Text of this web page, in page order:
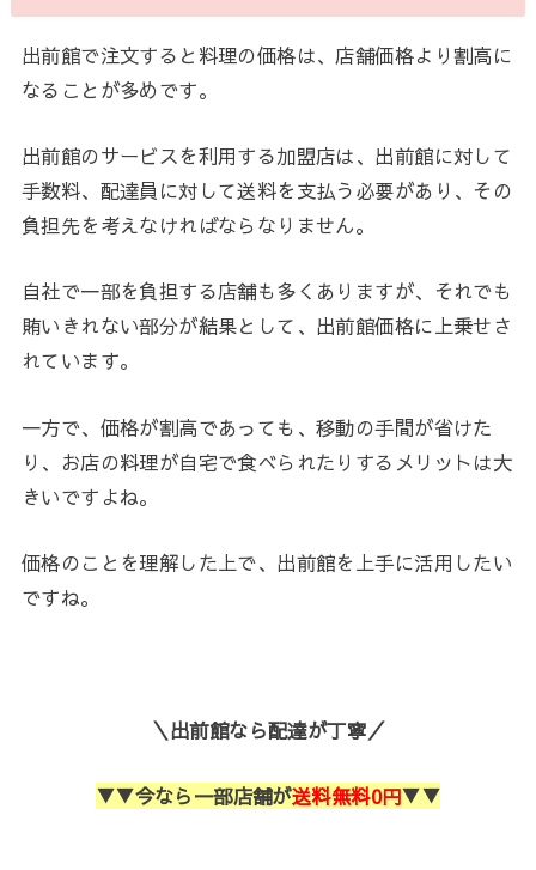
出前館で注文すると料理の価格は、店舗価格より割高に
なることが多めです。
出前館のサービスを利用する加盟店は、出前館に対して
手数料、配達員に対して送料を支払う必要があり、その
負担先を考えなければならなりません。
自社で一部を負担する店舗も多くありますが、それでも
賄いきれない部分が結果として、出前館価格に上乗せさ
れています。
一方で、価格が割高であっても、移動の手間が省けた
り、お店の料理が自宅で食べられたりするメリットは大
きいですよね。
価格のことを理解した上で、出前館を上手に活用したい
ですね。
＼出前館なら配達が丁寧／
▼▼今なら一部店舗が送料無料0円▼▼